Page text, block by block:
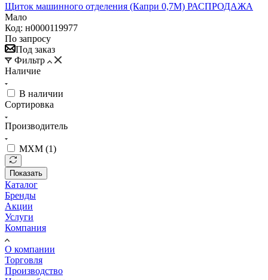
Щиток машинного отделения (Капри 0,7М) РАСПРОДАЖА
Мало
Код: н0000119977
По запросу
Под заказ
Фильтр
Наличие
В наличии
Сортировка
Производитель
МХМ (1)
Показать
Каталог
Бренды
Акции
Услуги
Компания
О компании
Торговля
Производство